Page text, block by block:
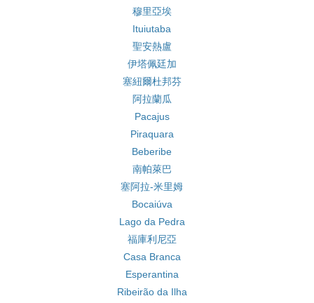
穆里亞埃
Ituiutaba
聖安熱盧
伊塔佩廷加
塞紐爾杜邦芬
阿拉蘭瓜
Pacajus
Piraquara
Beberibe
南帕萊巴
塞阿拉-米里姆
Bocaiúva
Lago da Pedra
福庫利尼亞
Casa Branca
Esperantina
Ribeirão da Ilha